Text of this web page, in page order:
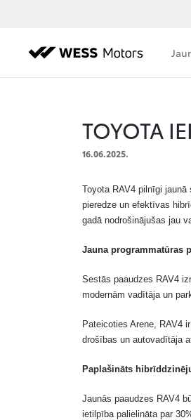
TOYOTA
16.06.2025.
Toyota RAV4 pilnīgi
pieredze un efektīvas
gadā nodrošinājušas jau
Jauna programmatūras
Sestās paaudzes RAV4
modernām vadītāja un
Pateicoties Arene, RAV4
drošības un autovadītāja
Paplašināts
Jaunās paaudzes RAV4
ietilpība palielināta par